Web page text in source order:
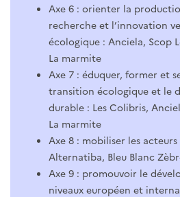
Axe 6 : orienter la
recherche et l’innovation
écologique : Anciela, Scop
La marmite
Axe 7 : éduquer, former et
transition écologique et le
durable : Les Colibris,
La marmite
Axe 8 : mobiliser les
Alternatiba, Bleu Blanc
Axe 9 : promouvoir le
niveaux européen et